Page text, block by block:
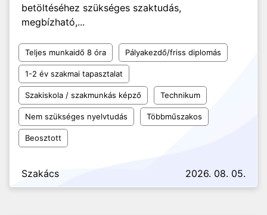
betöltéséhez szükséges szaktudás,
megbízható,...
Teljes munkaidő 8 óra Pályakezdő/friss diplomás
1-2 év szakmai tapasztalat
Szakiskola / szakmunkás képző Technikum
Nem szükséges nyelvtudás Többműszakos
Beosztott
Szakács 2026. 08. 05.